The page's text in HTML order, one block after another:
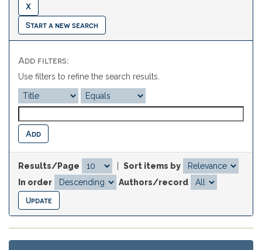
Start a new search
Add filters:
Use filters to refine the search results.
Results/Page
Sort items by
In order
Authors/record